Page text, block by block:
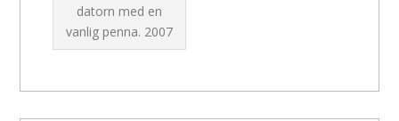
datorn med en
vanlig penna. 2007